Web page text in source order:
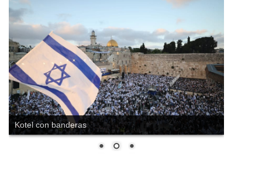
Kotel con banderas